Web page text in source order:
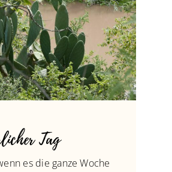
Tag
es die ganze Woche